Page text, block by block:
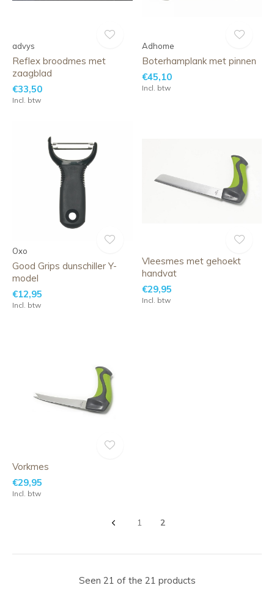
advys
Reflex broodmes met
zaagblad
€33,50
Incl. btw
Adhome
Boterhamplank met pinnen
€45,10
Incl. btw
Oxo
Good Grips dunschiller Y-
model
€12,95
Incl. btw
Vleesmes met gehoekt
handvat
€29,95
Incl. btw
Vorkmes
€29,95
Incl. btw
1 2
Seen 21 of the 21 products